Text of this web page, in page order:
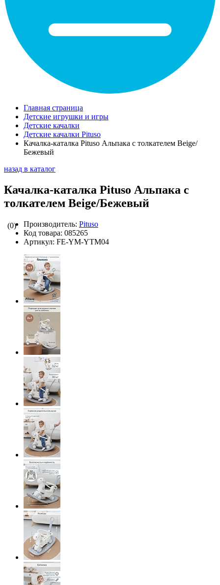
Главная страница
Детские игрушки и игры
Детские качалки
Детские качалки Pituso
Качалка-каталка Pituso Альпака с толкателем Beige/
Бежевый
назад в каталог
Качалка-каталка Pituso Альпака с
толкателем Beige/Бежевый
(0) Производитель: Pituso
Код товара: 085265
Артикул: FE-YM-YTM04